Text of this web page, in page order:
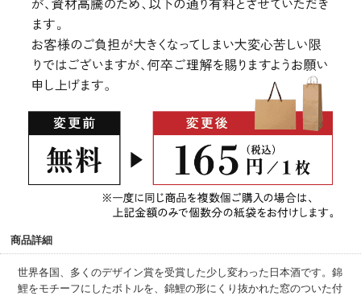
商品詳細
世界各国、多くのデザイン賞を受賞した少し変わった日本酒です。錦
鯉をモチーフにしたボトルを、錦鯉の形にくり抜かれた窓のついた付